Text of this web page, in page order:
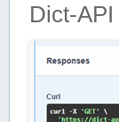
Dict-